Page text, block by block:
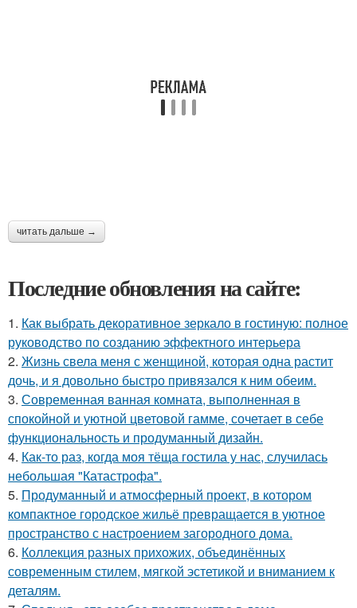
читать дальше →
Последние обновления на сайте:
1. Как выбрать декоративное зеркало в гостиную: полное
руководство по созданию эффектного интерьера
2. Жизнь свела меня с женщиной, которая одна растит
дочь, и я довольно быстро привязался к ним обеим.
3. Современная ванная комната, выполненная в
спокойной и уютной цветовой гамме, сочетает в себе
функциональность и продуманный дизайн.
4. Как-то раз, когда моя тёща гостила у нас, случилась
небольшая "Катастрофа".
5. Продуманный и атмосферный проект, в котором
компактное городское жильё превращается в уютное
пространство с настроением загородного дома.
6. Коллекция разных прихожих, объединённых
современным стилем, мягкой эстетикой и вниманием к
деталям.